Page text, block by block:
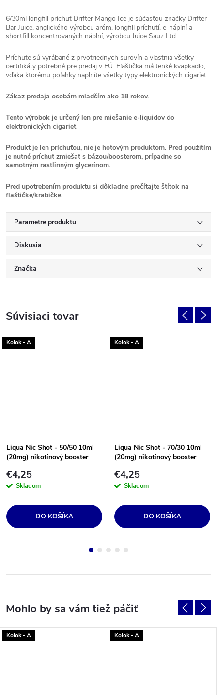
6/30ml longfill príchuť Drifter Mango Ice je súčasťou značky Drifter
Bar Juice, anglického výrobcu aróm, longfill príchutí, e-náplní a
shortfill koncentrovaných náplní, výrobcu Juice Sauz Ltd.
Príchute sú vyrábané z prvotriednych surovín a vlastnia všetky
certifikáty potrebné pre predaj v EÚ. Fľaštička má tenké kvapkadlo,
vďaka ktorému poľahky naplníte všetky typy elektronických cigariet.
Zákaz predaja osobám mladším ako 18 rokov.
Tento výrobok je určený len pre miešanie e-liquidov do
elektronických cigariet.
Produkt je len príchuťou, nie je hotovým produktom. Pred použitím
je nutné príchuť zmiešať s bázou/boosterom, prípadne so
samotným rastlinným glycerínom.
Pred upotrebením produktu si dôkladne prečítajte štítok na
fľaštičke/krabičke.
Parametre produktu
Diskusia
Značka
Súvisiaci tovar
Kolok - A
Liqua Nic Shot - 50/50 10ml
(20mg) nikotínový booster
€4,25
Skladom
DO KOŠÍKA
Kolok - A
Liqua Nic Shot - 70/30 10ml
(20mg) nikotínový booster
€4,25
Skladom
DO KOŠÍKA
Kolok - A Kolok - A